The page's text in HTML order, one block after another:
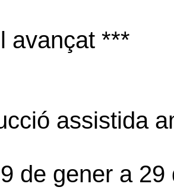
avançat ***
assistida
de gener a 29